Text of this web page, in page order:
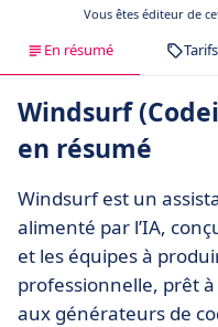
Vous êtes éditeur de
En résumé Tarifs
Windsurf
en résumé
Windsurf est un
alimenté par l’IA,
et les équipes à
professionnelle, prêt
aux générateurs de